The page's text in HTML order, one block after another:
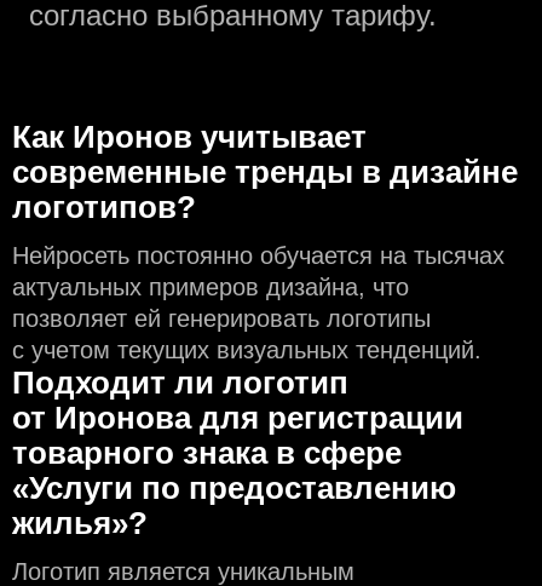
согласно выбранному тарифу.
Как Иронов учитывает
современные тренды в дизайне
логотипов?
Нейросеть постоянно обучается на тысячах
актуальных примеров дизайна, что
позволяет ей генерировать логотипы
с учeтом текущих визуальных тенденций.
Подходит ли логотип
от Иронова для регистрации
товарного знака в сфере
«Услуги по предоставлению
жилья»?
Логотип является уникальным